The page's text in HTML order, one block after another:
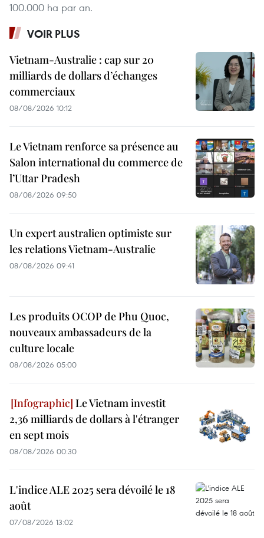
100.000 ha par an.
VOIR PLUS
Vietnam-Australie : cap sur 20
milliards de dollars d’échanges
commerciaux
08/08/2026 10:12
Le Vietnam renforce sa présence au
Salon international du commerce de
l’Uttar Pradesh
08/08/2026 09:50
Un expert australien optimiste sur
les relations Vietnam-Australie
08/08/2026 09:41
Les produits OCOP de Phu Quoc,
nouveaux ambassadeurs de la
culture locale
08/08/2026 05:00
Le Vietnam investit
2,36 milliards de dollars à l'étranger
en sept mois
08/08/2026 00:30
L'indice ALE 2025 sera dévoilé le 18
août
07/08/2026 13:02